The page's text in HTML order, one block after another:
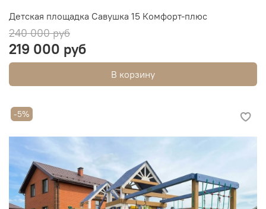
Детская площадка Савушка 15 Комфорт-плюс
240 000 руб
219 000 руб
В корзину
-5%